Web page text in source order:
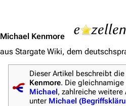
Michael Kenmore
aus Stargate Wiki, dem
Dieser Artikel beschreibt die
Kenmore. Die
Michael, zahlreiche weitere
unter Michael